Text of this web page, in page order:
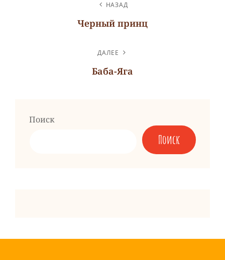
НАЗАД
Черный принц
ДАЛЕЕ
Баба-Яга
Поиск
Поиск